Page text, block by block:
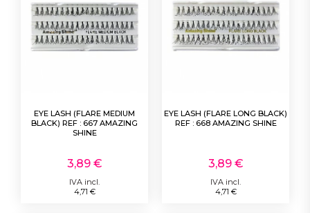
EYE LASH (FLARE MEDIUM
BLACK) REF : 667 AMAZING
SHINE
3,89 €
IVA incl.
4,71 €
EYE LASH (FLARE LONG BLACK)
REF : 668 AMAZING SHINE
3,89 €
IVA incl.
4,71 €